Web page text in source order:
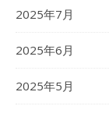
2025年7月
2025年6月
2025年5月